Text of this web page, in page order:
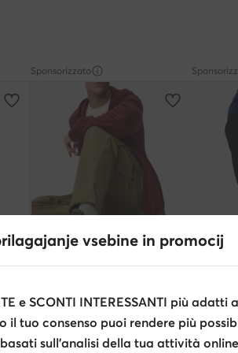
Versablast 4 1011B984 · Scarpe running
Sponsorizzato
Occasione
Reebok
EO-ZIG HYPNOTICA 100263343 · Scarpe running
Prezzo attuale
84,99€
extra
Reebok
86,95€
vsebine in promocij
e SCONTI INTERESSANTI più adatti
il tuo consenso puoi rendere più
sull’analisi della tua attività